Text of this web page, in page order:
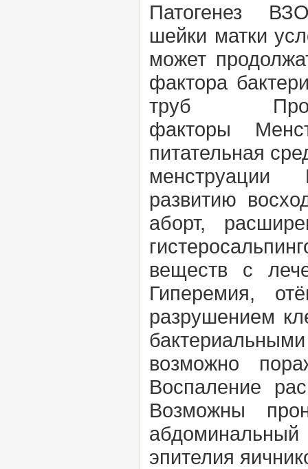
Патогенез
шейки матки
может
фактора
труб
факторы
питательная
менструации
развитию
аборт,
веществ с
Гиперемия,
разрушением
возможно
Воспаление
Возможны
эпителия